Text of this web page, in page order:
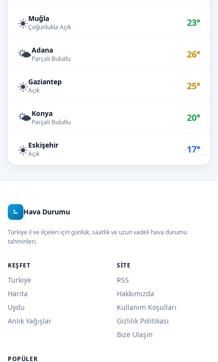
☀️Muğla
Çoğunlukla Açık 23°
🌤️Adana
Parçalı Bulutlu 26°
☀️Gaziantep
Açık 25°
🌤️Konya
Parçalı Bulutlu 20°
☀️Eskişehir
Açık 17°
Hava Durumu
Türkiye il ve ilçeleri için günlük, saatlik ve uzun vadeli hava durumu
tahminleri.
KEŞFET
Türkiye
Harita
Uydu
Anlık Yağışlar
SITE
RSS
Hakkımızda
Kullanım Koşulları
Gizlilik Politikası
Bize Ulaşın
POPÜLER